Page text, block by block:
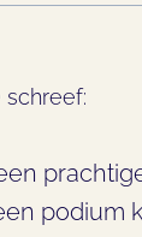
schreef:
podium